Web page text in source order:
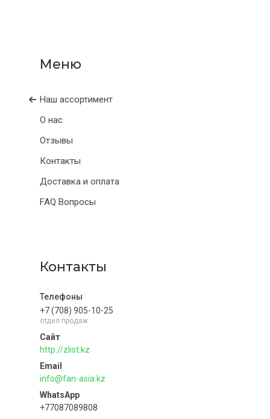
Наш ассортимент
О нас
Отзывы
Контакты
Доставка и оплата
FAQ Вопросы
Контакты
+7 (708) 905-10-25
отдел продаж
http://zlist.kz
info@fan-asia.kz
+77087089808